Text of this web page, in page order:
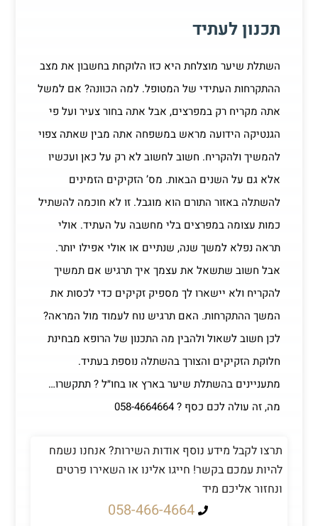
תכנון לעתיד
השתלת שיער מוצלחת היא כזו הלוקחת בחשבון את מצב
ההתקרחות העתידי של המטופל. למה הכוונה? אם למשל
אתה מקריח רק במפרצים, אבל אתה בחור צעיר ועל פי
הגנטיקה הידועה מראש במשפחה אתה מבין שאתה צפוי
להמשיך ולהקריח. חשוב לחשוב לא רק על כאן ועכשיו
אלא גם על השנים הבאות. מס’ הזקיקים הזמינים
להשתלה באזור התורם הוא מוגבל. זו לא חוכמה להשתיל
כמות עצומה במפרצים בלי מחשבה על העתיד. אולי
תראה נפלא למשך שנה, שנתיים או אולי אפילו יותר.
אבל חשוב שתשאל את עצמך איך תרגיש אם תמשיך
להקריח ולא יישארו לך מספיק זקיקים כדי לכסות את
המשך ההתקרחות. האם תרגיש נוח לעמוד מול המראה?
לכן חשוב לשאול ולהבין מה התכנון של הרופא מבחינת
חלוקת הזקיקים והצורך בהשתלה נוספת בעתיד.
מתעניינים בהשתלת שיער בארץ או בחו״ל ? תתקשרו…
מה, זה עולה לכם כסף ? 058-4664664
תרצו לקבל מידע נוסף אודות השירות? אנחנו נשמח
להיות עמכם בקשר! חייגו אלינו או השאירו פרטים
ונחזור אליכם מיד
058-466-4664